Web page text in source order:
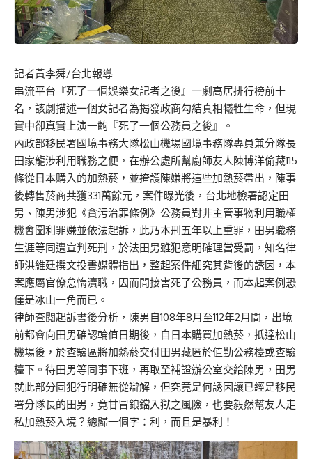
記者黃李舜/台北報導
串流平台『死了一個娛樂女記者之後』一劇高居排行榜前十
名，該劇描述一個女記者為揭發政商勾結真相犧牲生命，但現
實中卻真實上演一齣『死了一個公務員之後』。
內政部移民署國境事務大隊松山機場國境事務隊專員兼分隊長
田家龍涉利用職務之便，在辦公處所幫廚師友人陳博洋偷藏115
條從日本購入的加熱菸，並掩護陳嫌將這些加熱菸帶出，陳事
後轉售菸商共獲331萬餘元，案件曝光後，台北地檢署認定田
男、陳男涉犯《貪污治罪條例》公務員對非主管事物利用職權
機會圖利罪嫌並依法起訴，此乃本刑五年以上重罪，田男職務
生涯等同遭宣判死刑，於法田男雖犯意明確理當受罰，知名律
師洪維廷撰文投書媒體指出，整起案件細究其背後的誘因，本
案應屬官僚怠惰瀆職，因而間接害死了公務員，而本起案例恐
僅是冰山一角而已。
律師查閱起訴書後分析，陳男自108年8月至112年2月間，出境
前都會向田男確認輪值日期後，自日本購買加熱菸，抵達松山
機場後，於查驗區將加熱菸交付田男藏匿於值勤公務檯或查驗
檯下。待田男等同事下班，再取至補證辦公室交給陳男，田男
就此部分固犯行明確無從辯解，但究竟是何誘因讓已經是移民
署分隊長的田男，竟甘冒鋃鐺入獄之風險，也要毅然幫友人走
私加熱菸入境？總歸一個字：利，而且是暴利！